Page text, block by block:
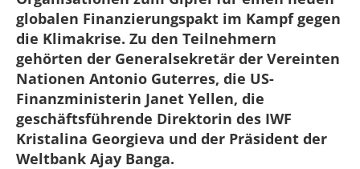
globalen Finanzierungspakt im Kampf gegen
die Klimakrise. Zu den Teilnehmern
gehörten der Generalsekretär der Vereinten
Nationen Antonio Guterres, die US-
Finanzministerin Janet Yellen, die
geschäftsführende Direktorin des IWF
Kristalina Georgieva und der Präsident der
Weltbank Ajay Banga.